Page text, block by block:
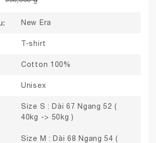
New Era
T-shirt
Cotton 100%
Unisex
Size S : Dài 67 Ngang 52 (
40kg -> 50kg )
Size M : Dài 68 Ngang 54 (